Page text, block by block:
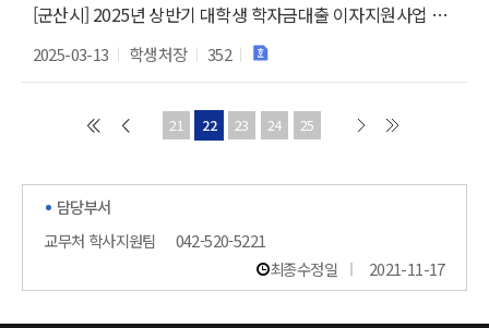
[군산시] 2025년 상반기 대학생 학자금대출 이자지원사업 안내
2025-03-13 학생처장 352
21 22 23 24 25
담당부서
교무처 학사지원팀
042-520-5221
최종수정일
2021-11-17